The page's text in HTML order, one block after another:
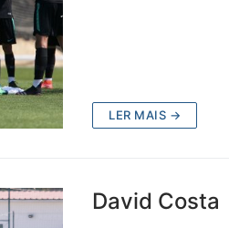
LER MAIS →
David Costa